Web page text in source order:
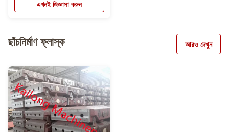
এখনই জিজ্ঞাসা করুন
ছাঁচনির্মাণ ফ্লাস্ক আরও দেখুন